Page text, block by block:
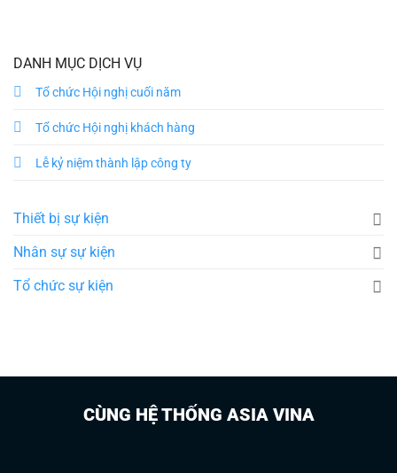
DANH MỤC DỊCH VỤ
Tổ chức Hội nghị cuối năm
Tổ chức Hội nghị khách hàng
Lễ kỷ niệm thành lập công ty
Thiết bị sự kiện
Nhân sự sự kiện
Tổ chức sự kiện
CÙNG HỆ THỐNG ASIA VINA